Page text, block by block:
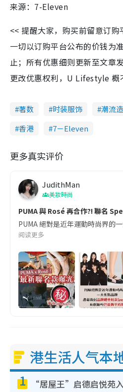
来源：7-Eleven
<< 提醒大家，购买前留意订购
一切以订购平台公布的价钱为
止；所有优惠细则更新至文章
更改优惠权利，U Lifestyle 概
著数 时装服饰 潮流
香港
7－Eleven
更多真实评价
JudithMan
美妝時尚
PUMA 與 Rosé 再合作?! 聯名
PUMA 絕對是近年運動時尚界的
阅读更多
港生活人气本
1